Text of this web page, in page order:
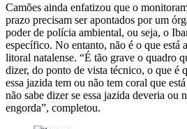
Camões ainda enfatizou que o
prazo precisam ser apontados por um
poder de polícia ambiental, ou seja, o
específico. No entanto, não é o que está
litoral natalense. “É tão grave o quadro
dizer, do ponto de vista técnico, o que é
essa jazida tem ou não tem coral que
não sabe dizer se essa jazida deveria ou
engorda”, completou.